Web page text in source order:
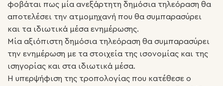
φοβάται πως μία ανεξάρτητη δημόσια τηλεόραση θα
αποτελέσει την ατμομηχανή που θα συμπαρασύρει
και τα ιδιωτικά μέσα ενημέρωσης.
Μία αξιόπιστη δημόσια τηλεόραση θα συμπαρασύρει
την ενημέρωση με τα στοιχεία της ισονομίας και της
ισηγορίας και στα ιδιωτικά μέσα.
Η υπερψήφιση της τροπολογίας που κατέθεσε ο